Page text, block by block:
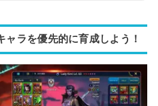
ャラを優先的に育成しよう！